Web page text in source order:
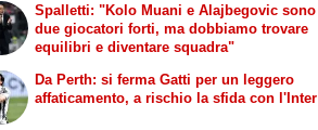
Spalletti: "Kolo Muani e Alajbegovic sono
due giocatori forti, ma dobbiamo trovare
equilibri e diventare squadra"
Da Perth: si ferma Gatti per un leggero
affaticamento, a rischio la sfida con l'Inter